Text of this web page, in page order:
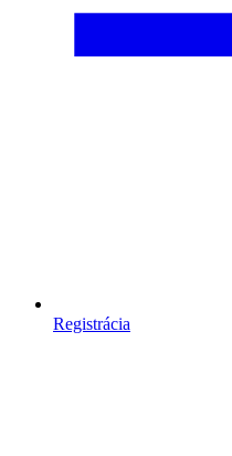
Registrácia